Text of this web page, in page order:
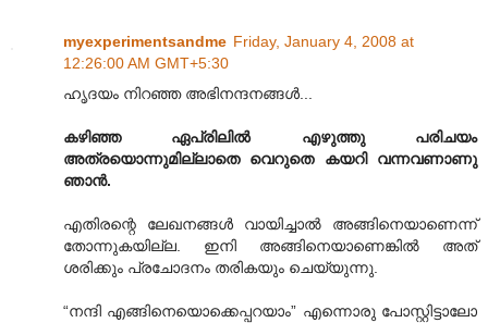
myexperimentsandme Friday, January 4, 2008 at
12:26:00 AM GMT+5:30
ഹൃദയം നിറഞ്ഞ അഭിനന്ദനങ്ങള്‍...
കഴിഞ്ഞ ഏപ്രിലില്‍ എഴുത്തു പരിചയം
അത്രയൊന്നുമില്ലാതെ വെറുതെ കയറി വന്നവണാണു
ഞാന്‍.
എതിരന്റെ ലേഖനങ്ങള്‍ വായിച്ചാല്‍ അങ്ങിനെയാണെന്ന്
തോന്നുകയില്ല. ഇനി അങ്ങിനെയാണെങ്കില്‍ അത്
ശരിക്കും പ്രചോദനം തരികയും ചെയ്യുന്നു.
“നന്ദി എങ്ങിനെയൊക്കെപ്പറയാം” എന്നൊരു പോസ്റ്റിട്ടാലോ